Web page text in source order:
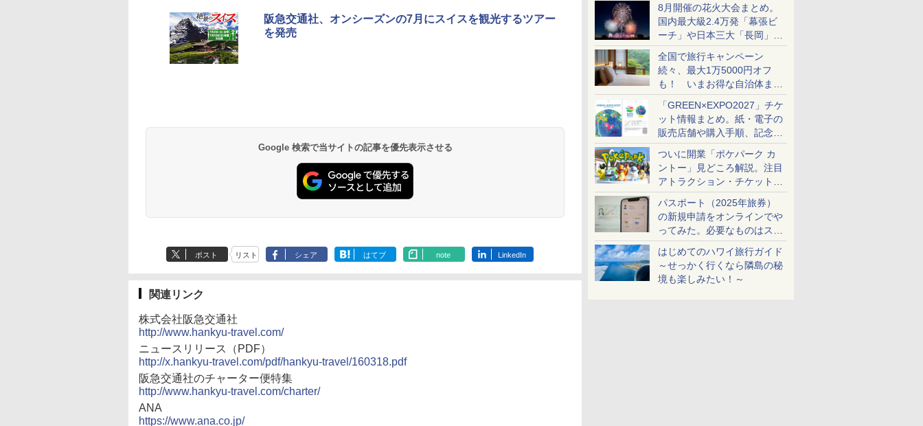
8月開催の花火大会まとめ。
国内最大級2.4万発「幕張ビ
ーチ」や日本三大「長岡」な
ど大型イベント目白押し！
全国で旅行キャンペーン
続々、最大1万5000円オフ
も！ いまお得な自治体まと
め
「GREEN×EXPO2027」チケ
ット情報まとめ。紙・電子の
販売店舗や購入手順、記念チ
ケットも解説
ついに開業「ポケパーク カ
ントー」見どころ解説。注目
アトラクション・チケット手
配・来場前に必要な準備は？
パスポート（2025年旅券）
の新規申請をオンラインでや
ってみた。必要なものはスマ
ホとマイナカードのみ
はじめてのハワイ旅行ガイド
～せっかく行くなら隣島の秘
境も楽しみたい！～
阪急交通社、オンシーズンの7月にスイスを観光するツアー
を発売
Google 検索で当サイトの記事を優先表示させる
ポスト リスト シェア はてブ note LinkedIn
関連リンク
株式会社阪急交通社
http://www.hankyu-travel.com/
ニュースリリース（PDF）
http://x.hankyu-travel.com/pdf/hankyu-travel/160318.pdf
阪急交通社のチャーター便特集
http://www.hankyu-travel.com/charter/
ANA
https://www.ana.co.jp/